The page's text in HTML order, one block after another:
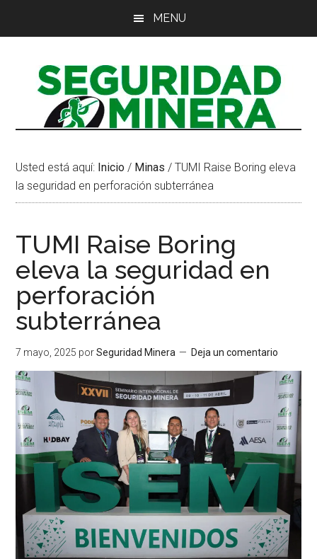
principal
MENU
Usted está aquí: Inicio / Minas / TUMI Raise Boring eleva
la seguridad en perforación subterránea
TUMI Raise Boring
eleva la seguridad en
perforación
subterránea
7 mayo, 2025 porSeguridad Minera Deja un comentario